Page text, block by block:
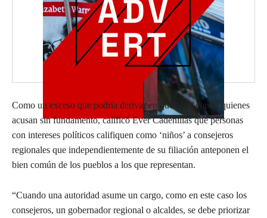
Como un exceso que podría derivar en querellas contra quienes
acusan sin fundamento, calificó Ever Cadenillas que personas
con intereses políticos califiquen como ‘niños’ a consejeros
regionales que independientemente de su filiación anteponen el
bien común de los pueblos a los que representan.
“Cuando una autoridad asume un cargo, como en este caso los
consejeros, un gobernador regional o alcaldes, se debe priorizar